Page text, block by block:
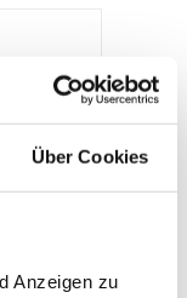
Über Cookies
Anzeigen zu